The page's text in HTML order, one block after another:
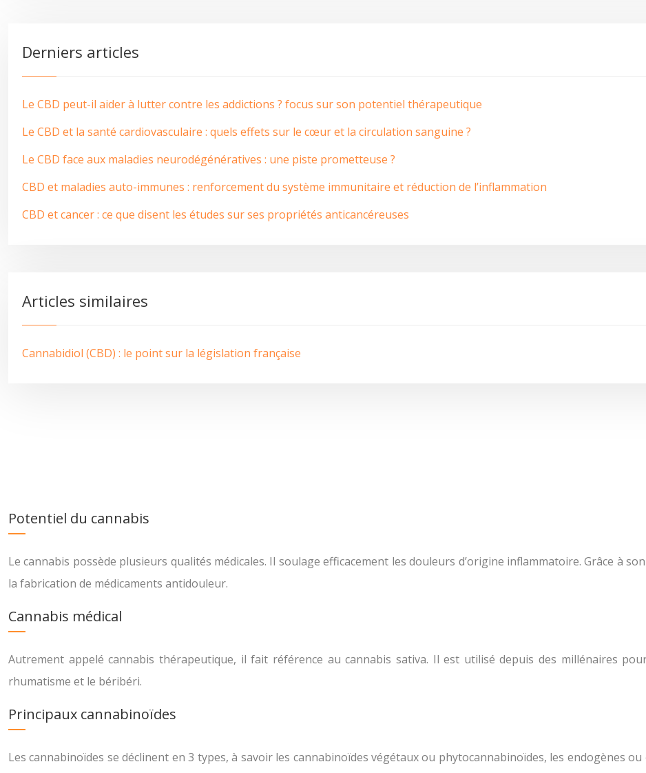
Derniers articles
Le CBD peut-il aider à lutter contre les addictions ? focus sur son potentiel thérapeutique
Le CBD et la santé cardiovasculaire : quels effets sur le cœur et la circulation sanguine ?
Le CBD face aux maladies neurodégénératives : une piste prometteuse ?
CBD et maladies auto-immunes : renforcement du système immunitaire et réduction de l’inflammation
CBD et cancer : ce que disent les études sur ses propriétés anticancéreuses
Articles similaires
Cannabidiol (CBD) : le point sur la législation française
Potentiel du cannabis
Le cannabis possède plusieurs qualités médicales. Il soulage efficacement les douleurs d’origine inflammatoire. Grâce à
la fabrication de médicaments antidouleur.
Cannabis médical
Autrement appelé cannabis thérapeutique, il fait référence au cannabis sativa. Il est utilisé depuis des millénaires
rhumatisme et le béribéri.
Principaux cannabinoïdes
Les cannabinoïdes se déclinent en 3 types, à savoir les cannabinoïdes végétaux ou phytocannabinoïdes, les endogènes